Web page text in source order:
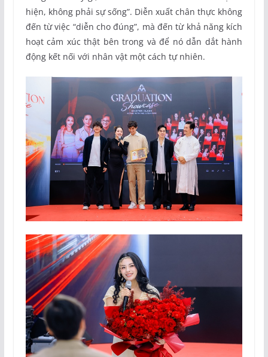
hiện, không phải sự sống”. Diễn xuất chân thực không
đến từ việc “diễn cho đúng”, mà đến từ khả năng kích
hoạt cảm xúc thật bên trong và để nó dẫn dắt hành
động kết nối với nhân vật một cách tự nhiên.